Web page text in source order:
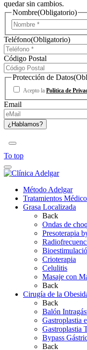
quedar sin cambios.
Nombre(Obligatorio)
Teléfono(Obligatorio)
Código Postal
Protección de Datos
Acepto la Política de
Email
To top
Método Adelgar
Tratamientos
Grasa Localizada
Back
Ondas de
Presoterapia
Crioterapia
Celulitis
Masaje con
Back
Cirugía de la
Back
Balón
Gastroplastia
Gastroplastia
Bypass
Back